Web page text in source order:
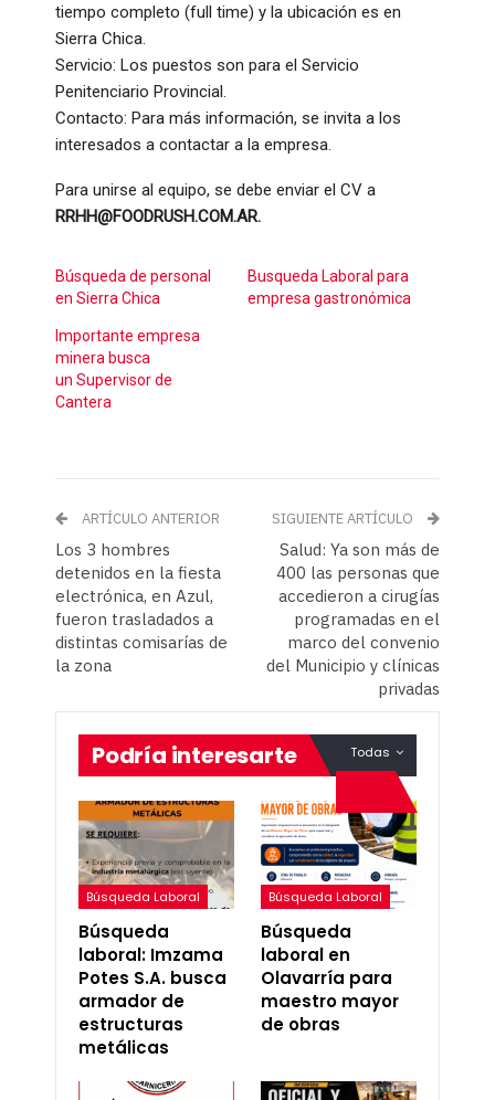
tiempo completo (full time) y la ubicación es en
Sierra Chica.
Servicio: Los puestos son para el Servicio
Penitenciario Provincial.
Contacto: Para más información, se invita a los
interesados a contactar a la empresa.
Para unirse al equipo, se debe enviar el CV a
RRHH@FOODRUSH.COM.AR.
Búsqueda de personal
en Sierra Chica
Busqueda Laboral para
empresa gastronómica
Importante empresa
minera busca
un Supervisor de
Cantera
ARTÍCULO ANTERIOR
Los 3 hombres
detenidos en la fiesta
electrónica, en Azul,
fueron trasladados a
distintas comisarías de
la zona
SIGUIENTE ARTÍCULO
Salud: Ya son más de
400 las personas que
accedieron a cirugías
programadas en el
marco del convenio
del Municipio y clínicas
privadas
Todas
Podría interesarte
Búsqueda Laboral
Búsqueda
laboral: Imzama
Potes S.A. busca
armador de
estructuras
metálicas
Búsqueda Laboral
Búsqueda
laboral en
Olavarría para
maestro mayor
de obras